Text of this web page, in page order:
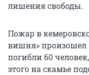
лишения свободы.
Пожар в
вишня» произошел
погибли 60
этого на скамье